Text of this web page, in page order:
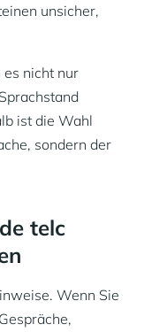
unsicher,
nicht nur
ist die Wahl
sondern der
telc
Wenn Sie